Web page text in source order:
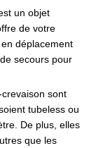
un objet
de votre
déplacement
secours pour
sont
tubeless ou
De plus, elles
que les